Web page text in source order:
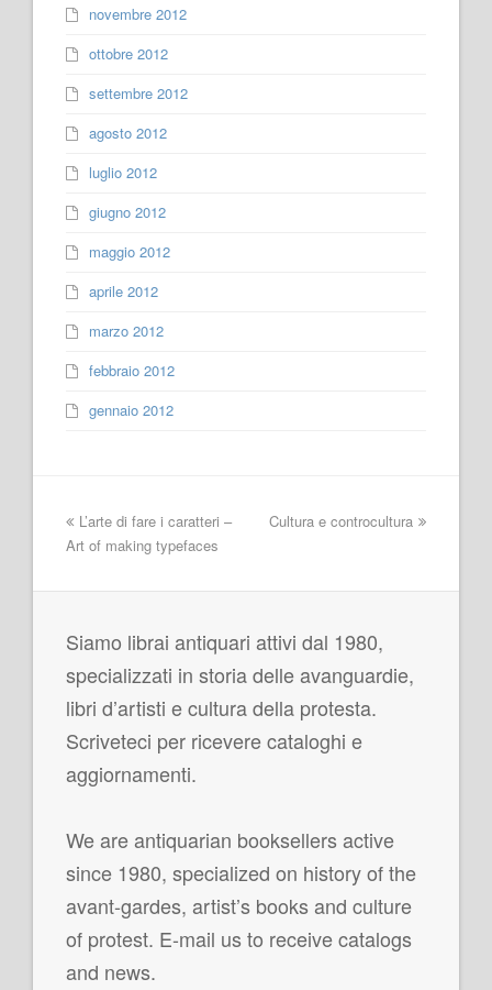
novembre 2012
ottobre 2012
settembre 2012
agosto 2012
luglio 2012
giugno 2012
maggio 2012
aprile 2012
marzo 2012
febbraio 2012
gennaio 2012
Cultura e controcultura
L’arte di fare i caratteri –
Art of making typefaces
Siamo librai antiquari attivi dal 1980,
specializzati in storia delle avanguardie,
libri d’artisti e cultura della protesta.
Scriveteci per ricevere cataloghi e
aggiornamenti.
We are antiquarian booksellers active
since 1980, specialized on history of the
avant-gardes, artist’s books and culture
of protest. E-mail us to receive catalogs
and news.